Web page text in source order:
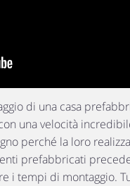
di una casa
una velocità
perché la loro
prefabbricati
i tempi di montaggio.